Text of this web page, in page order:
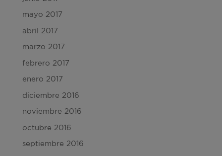
mayo 2017
abril 2017
marzo 2017
febrero 2017
enero 2017
diciembre 2016
noviembre 2016
octubre 2016
septiembre 2016